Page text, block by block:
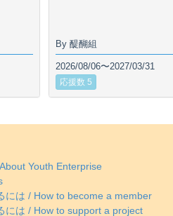
By 醍醐組
2026/08/06〜2027/03/31
応援数 5
Youth Enterprise
には / How to become a member
には / How to support a project